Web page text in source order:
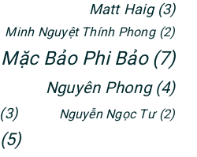
Matt Haig (3)
Minh Nguyệt Thính Phong (2)
Mặc Bảo Phi Bảo (7)
Nguyên Phong (4)
(3) Nguyễn Ngọc Tư (2)
(5)